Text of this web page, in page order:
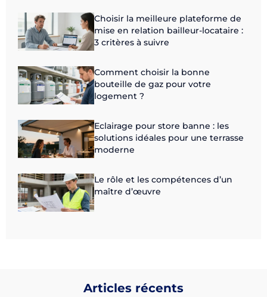
Choisir la meilleure plateforme de
mise en relation bailleur-locataire :
3 critères à suivre
Comment choisir la bonne
bouteille de gaz pour votre
logement ?
Eclairage pour store banne : les
solutions idéales pour une terrasse
moderne
Le rôle et les compétences d’un
maître d’œuvre
Articles récents